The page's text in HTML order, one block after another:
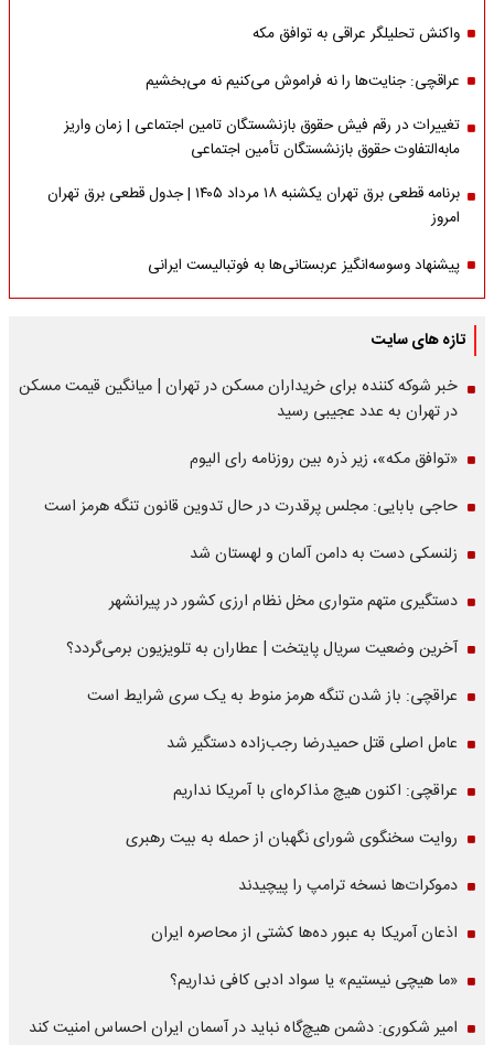
واکنش تحلیلگر عراقی به توافق مکه
عراقچی: جنایت‌ها را نه فراموش می‌کنیم نه می‌بخشیم
تغییرات در رقم فیش حقوق بازنشستگان تامین اجتماعی | زمان واریز
مابه‌التفاوت حقوق بازنشستگان تأمین اجتماعی
برنامه قطعی برق تهران یکشنبه ۱۸ مرداد ۱۴۰۵ | جدول قطعی برق تهران
امروز
پیشنهاد وسوسه‌انگیز عربستانی‌ها به فوتبالیست ایرانی
تازه های سایت
خبر شوکه کننده برای خریداران مسکن در تهران | میانگین قیمت مسکن
در تهران به عدد عجیبی رسید
«توافق مکه»، زیر ذره بین روزنامه رای الیوم
حاجی بابایی: مجلس پرقدرت در حال تدوین قانون تنگه هرمز است
زلنسکی دست به دامن آلمان و لهستان شد
دستگیری متهم متواری مخل نظام ارزی کشور در پیرانشهر
آخرین وضعیت سریال پایتخت | عطاران به تلویزیون برمی‌گردد؟
عراقچی: باز شدن تنگه هرمز منوط به یک سری شرایط است
عامل اصلی قتل حمیدرضا رجب‌زاده دستگیر شد
عراقچی: اکنون هیچ مذاکره‌ای با آمریکا نداریم
روایت سخنگوی شورای نگهبان از حمله به بیت رهبری
دموکرات‌ها نسخه ترامپ را پیچیدند
اذعان آمریکا به عبور ده‌ها کشتی از محاصره ایران
«ما هیچی نیستیم» یا سواد ادبی کافی نداریم؟
امیر شکوری: دشمن هیچ‌گاه نباید در آسمان ایران احساس امنیت کند